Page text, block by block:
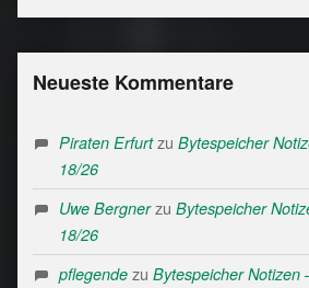
Neueste Kommentare
Piraten Erfurtzu Bytespeicher
18/26
Uwe Bergnerzu Bytespeicher
18/26
pflegendezu Bytespeicher Notizen